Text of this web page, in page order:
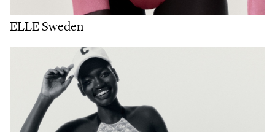
ELLE Sweden